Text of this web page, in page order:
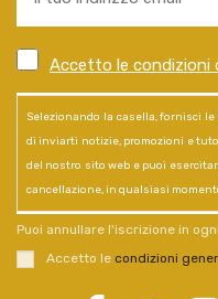
Accetto le condizioni
Selezionando la casella, fornisci
di inviarti notizie, promozioni e
del nostro sito web e puoi
cancellazione, in qualsiasi
Puoi annullare l'iscrizione in
Accetto le condizioni